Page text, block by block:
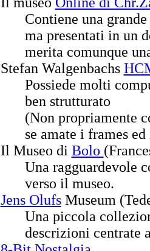
Contiene una
ma presentati in un
merita comunque
Stefan Walgenbachs
Possiede molti
ben strutturato
(Non propriamente
se amate i frames
Il Museo di Bolo
Una ragguardevole
verso il museo.
Jens OlufsMuseum
Una piccola
descrizioni centrate